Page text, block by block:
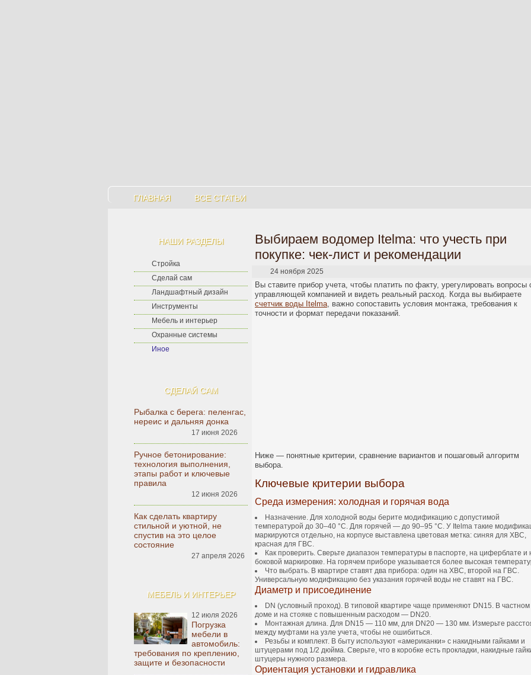
ГЛАВНАЯ ВСЕ СТАТЬИ
НАШИ РАЗДЕЛЫ
Стройка
Сделай сам
Ландшафтный дизайн
Инструменты
Мебель и интерьер
Охранные системы
Иное
СДЕЛАЙ САМ
Рыбалка с берега: пеленгас,
нереис и дальняя донка
17 июня 2026
Ручное бетонирование:
технология выполнения,
этапы работ и ключевые
правила
12 июня 2026
Как сделать квартиру
стильной и уютной, не
спустив на это целое
состояние
27 апреля 2026
МЕБЕЛЬ И ИНТЕРЬЕР
12 июля 2026
Погрузка
мебели в
автомобиль:
требования по креплению,
защите и безопасности
Выбираем водомер Itelma: что учесть при
покупке: чек-лист и рекомендации
24 ноября 2025
Вы ставите прибор учета, чтобы платить по факту, урегулировать вопросы
управляющей компанией и видеть реальный расход. Когда вы выбираете
счетчик воды Itelma, важно сопоставить условия монтажа, требования к
точности и формат передачи показаний.
Ниже — понятные критерии, сравнение вариантов и пошаговый алгоритм
выбора.
Ключевые критерии выбора
Среда измерения: холодная и горячая вода
Назначение. Для холодной воды берите модификацию с допустимой
температурой до 30–40 °C. Для горячей — до 90–95 °C. У Itelma такие
маркируются отдельно, на корпусе выставлена цветовая метка: синяя для ХВС,
красная для ГВС.
Как проверить. Сверьте диапазон температуры в паспорте, на циферблате и
боковой маркировке. На горячем приборе указывается более высокая
Что выбрать. В квартире ставят два прибора: один на ХВС, второй на ГВС.
Универсальную модификацию без указания горячей воды не ставят на ГВС.
Диаметр и присоединение
DN (условный проход). В типовой квартире чаще применяют DN15. В частном
доме и на стояке с повышенным расходом — DN20.
Монтажная длина. Для DN15 — 110 мм, для DN20 — 130 мм. Измерьте
между муфтами на узле учета, чтобы не ошибиться.
Резьбы и комплект. В быту используют «американки» с накидными гайками и
штуцерами под 1/2 дюйма. Сверьте, что в коробке есть прокладки, накидные
штуцеры нужного размера.
Ориентация установки и гидравлика